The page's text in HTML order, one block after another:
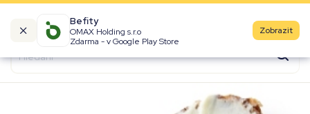
Befity
OMAX Holding s.r.o
Zdarma - v Google Play Store
Zobrazit
Kalorické tabulky